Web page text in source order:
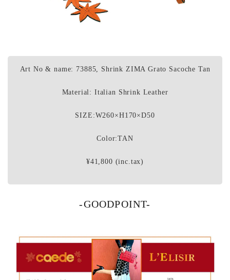
Art No & name: 73885, Shrink ZIMA Grato Sacoche Tan
Material: Italian Shrink Leather
SIZE:W260×H170×D50
Color:TAN
¥41,800 (inc.tax)
-GOODPOINT-